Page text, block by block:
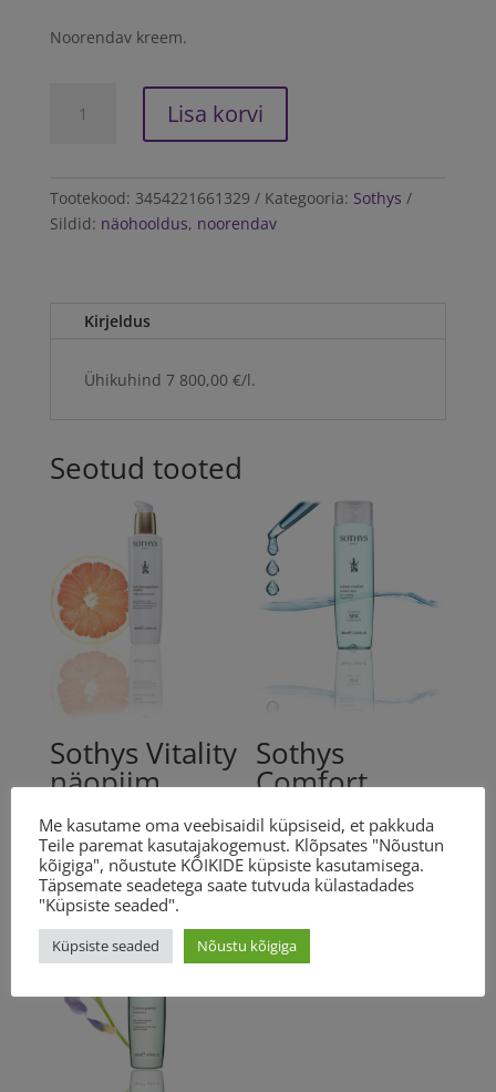
Noorendav kreem.
La
Créme
Lisa korvi
Tootekood: 3454221661329 Kategooria: Sothys
Sildid: näohooldus, noorendav
Kirjeldus
Ühikuhind 7 800,00 €/l.
Seotud tooted
Sothys Vitality
näopiim
200ml
31.00€
Sothys
Comfort
näovesi
200ml
31.00€
Me kasutame oma veebisaidil küpsiseid, et pakkuda
Teile paremat kasutajakogemust. Klõpsates "Nõustun
kõigiga", nõustute KÕIKIDE küpsiste kasutamisega.
Täpsemate seadetega saate tutvuda külastadades
"Küpsiste seaded".
Küpsiste seaded Nõustu kõigiga